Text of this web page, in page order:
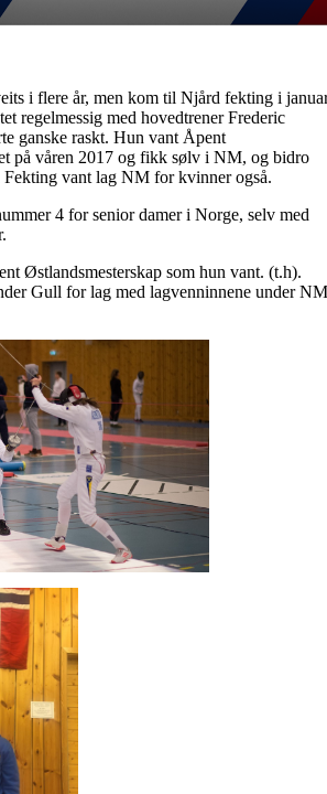
i flere år, men kom til Njård fekting i
regelmessig med hovedtrener Frederic
ganske raskt. Hun vant Åpent
på våren 2017 og fikk sølv i NM, og bidro
vant lag NM for kvinner også.
4 for senior damer i Norge, selv med
Østlandsmesterskap som hun vant. (t.h).
Gull for lag med lagvenninnene under NM